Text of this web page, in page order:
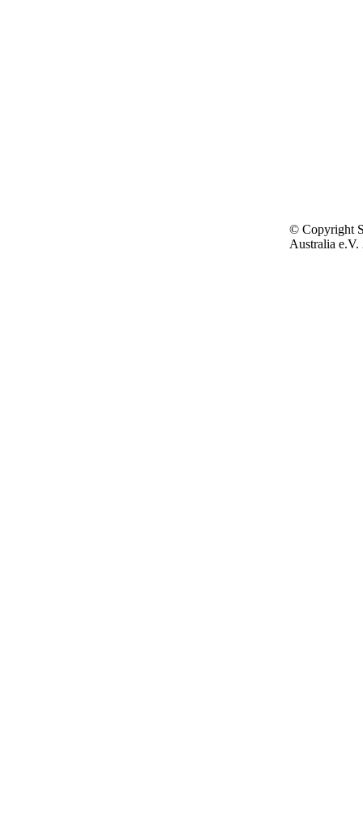
© Copyright
Australia e.V.